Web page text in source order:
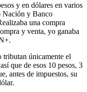
y en dólares en varios
Nación y Banco
una compra
y venta, yo ganaba
tributan únicamente el
que de esos 10 pesos, 3
antes de impuestos, su